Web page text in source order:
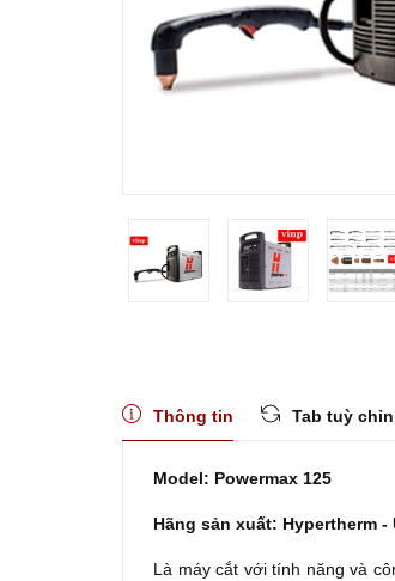
Thông tin Tab tuỳ
Model: Powermax 125
Hãng sản xuất: Hypertherm -
Là máy cắt với tính năng và